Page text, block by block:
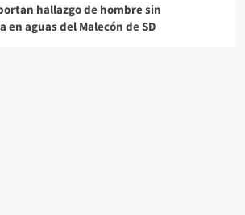
hallazgo de hombre sin
en aguas del Malecón de SD